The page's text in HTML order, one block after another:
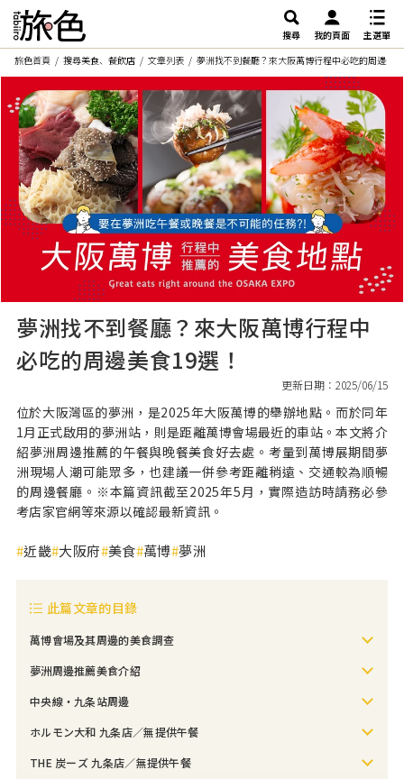
搜尋 我的頁面
主選單
旅色首頁
搜尋美食、餐飲店 文章列表 夢洲找不到餐廳？來大阪萬博行程中必吃的周邊美
夢洲找不到餐廳？來大阪萬博行程中
必吃的周邊美食19選！
更新日期：2025/06/15
位於大阪灣區的夢洲，是2025年大阪萬博的舉辦地點。而於同年
1月正式啟用的夢洲站，則是距離萬博會場最近的車站。本文將介
紹夢洲周邊推薦的午餐與晚餐美食好去處。考量到萬博展期間夢
洲現場人潮可能眾多，也建議一併參考距離稍遠、交通較為順暢
的周邊餐廳。※本篇資訊截至2025年5月，實際造訪時請務必參
考店家官網等來源以確認最新資訊。
近畿 大阪府 美食 萬博 夢洲
此篇文章的目錄
萬博會場及其周邊的美食調查
夢洲周邊推薦美食介紹
中央線・九条站周邊
ホルモン大和 九条店／無提供午餐
THE 炭ーズ 九条店／無提供午餐